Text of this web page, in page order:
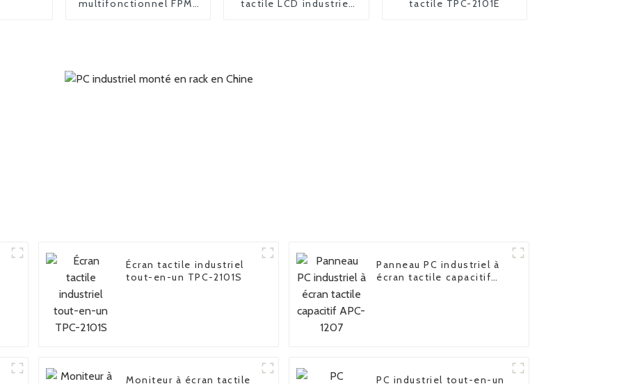
multifonctionnel FPM-
tactile LCD industriel
tactile TPC-2101E
Écran tactile industriel
tout-en-un TPC-2101S
Panneau PC industriel à
écran tactile capacitif
Moniteur à écran tactile
PC industriel tout-en-un